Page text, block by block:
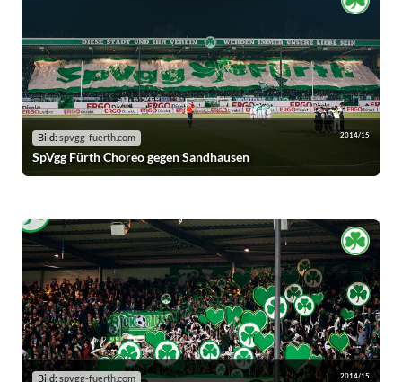
Bild: spvgg-fuerth.com 2014/15
SpVgg Fürth Choreo gegen Sandhausen
Bild: spvgg-fuerth.com 2014/15